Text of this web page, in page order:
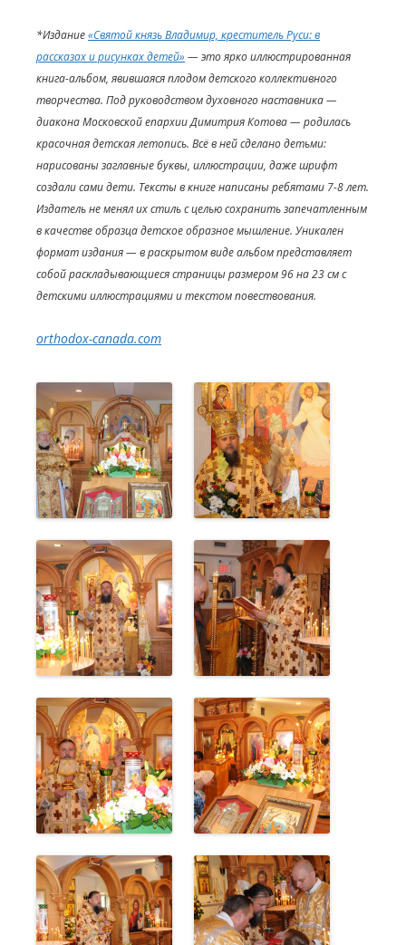
*Издание«Святой князь Владимир, креститель Руси: в
рассказах и рисунках детей» — это ярко иллюстрированная
книга-альбом, явившаяся плодом детского коллективного
творчества. Под руководством духовного наставника —
диакона Московской епархии Димитрия Котова — родилась
красочная детская летопись. Всё в ней сделано детьми:
нарисованы заглавные буквы, иллюстрации, даже шрифт
создали сами дети. Тексты в книге написаны ребятами 7-8 лет.
Издатель не менял их стиль с целью сохранить запечатленным
в качестве образца детское образное мышление. Уникален
формат издания — в раскрытом виде альбом представляет
собой раскладывающиеся страницы размером 96 на 23 см с
детскими иллюстрациями и текстом повествования.
orthodox-canada.com